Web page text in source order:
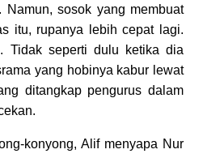
Namun, sosok yang membuat
itu, rupanya lebih cepat lagi.
Tidak seperti dulu ketika dia
yang hobinya kabur lewat
ditangkap pengurus dalam
konyong, Alif menyapa Nur